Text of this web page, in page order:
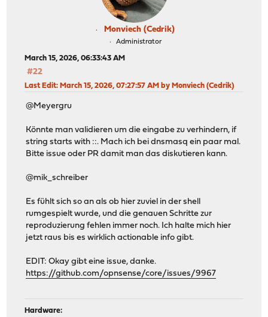
Monviech (Cedrik)
Administrator
March 15, 2026, 06:33:43 AM
#22
Last Edit: March 15, 2026, 07:27:57 AM by Monviech (Cedrik)
@Meyergru
Könnte man validieren um die eingabe zu verhindern, if
string starts with ::. Mach ich bei dnsmasq ein paar mal.
Bitte issue oder PR damit man das diskutieren kann.
@mik_schreiber
Es fühlt sich so an als ob hier zuviel in der shell
rumgespielt wurde, und die genauen Schritte zur
reproduzierung fehlen immer noch. Ich halte mich hier
jetzt raus bis es wirklich actionable info gibt.
EDIT: Okay gibt eine issue, danke.
https://github.com/opnsense/core/issues/9967
Hardware: